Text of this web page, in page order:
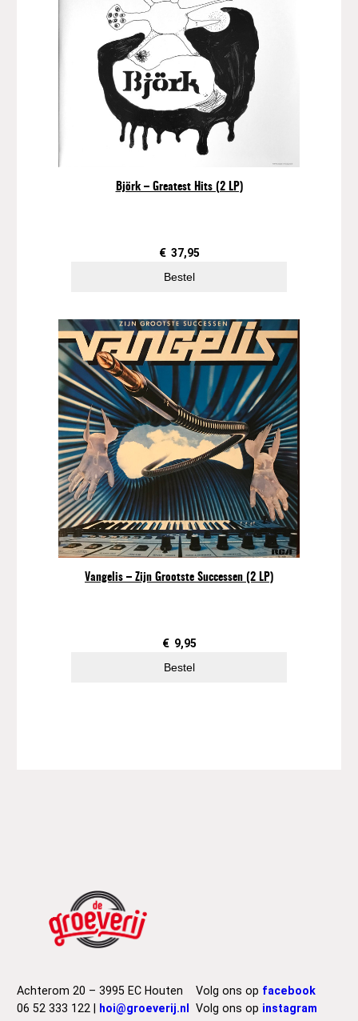
Björk – Greatest Hits (2 LP)
€ 37,95
Bestel
Vangelis – Zijn Grootste Successen (2 LP)
€ 9,95
Bestel
Achterom 20 – 3995 EC Houten
06 52 333 122 |
hoi@groeverij.nl
Volg ons op facebook
Volg ons op instagram